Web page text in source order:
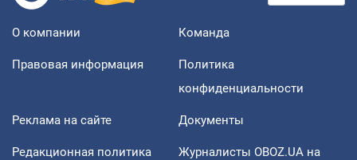
О компании Команда
Правовая информация
Политика
конфиденциальности
Реклама на сайте Документы
Редакционная политика
Журналисты OBOZ.UA на